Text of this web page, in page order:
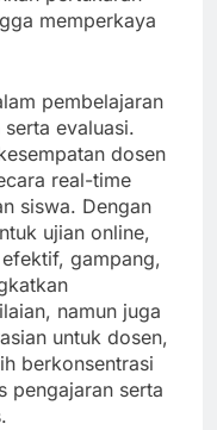
memperkaya
pembelajaran
evaluasi.
dosen
real-time
siswa. Dengan
ujian online,
gampang,
namun juga
untuk dosen,
berkonsentrasi
pengajaran serta